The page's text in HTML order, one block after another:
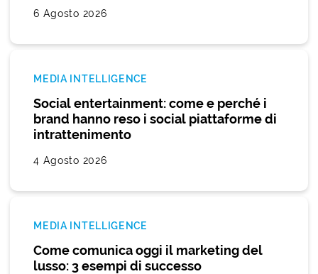
6 Agosto 2026
MEDIA INTELLIGENCE
Social entertainment: come e perché i
brand hanno reso i social piattaforme di
intrattenimento
4 Agosto 2026
MEDIA INTELLIGENCE
Come comunica oggi il marketing del
lusso: 3 esempi di successo